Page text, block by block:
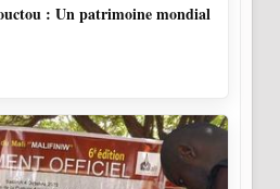
: Un patrimoine mondial